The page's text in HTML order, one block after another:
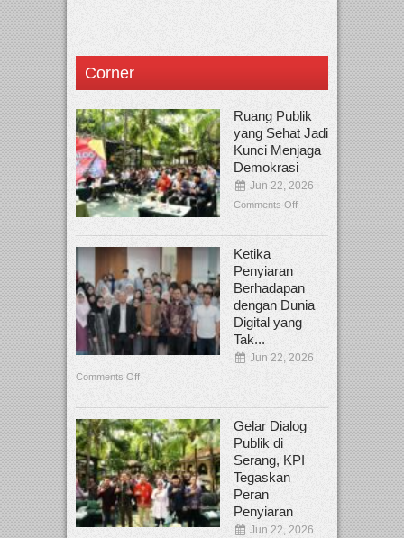
Corner
Ruang Publik
yang Sehat Jadi
Kunci Menjaga
Demokrasi
Jun 22, 2026
Comments Off
Ketika
Penyiaran
Berhadapan
dengan Dunia
Digital yang
Tak...
Jun 22, 2026
Comments Off
Gelar Dialog
Publik di
Serang, KPI
Tegaskan
Peran
Penyiaran
Jun 22, 2026